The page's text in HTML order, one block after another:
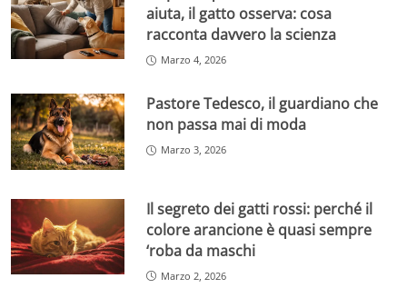
aiuta, il gatto osserva: cosa
racconta davvero la scienza
Marzo 4, 2026
Pastore Tedesco, il guardiano che
non passa mai di moda
Marzo 3, 2026
Il segreto dei gatti rossi: perché il
colore arancione è quasi sempre
‘roba da maschi
Marzo 2, 2026